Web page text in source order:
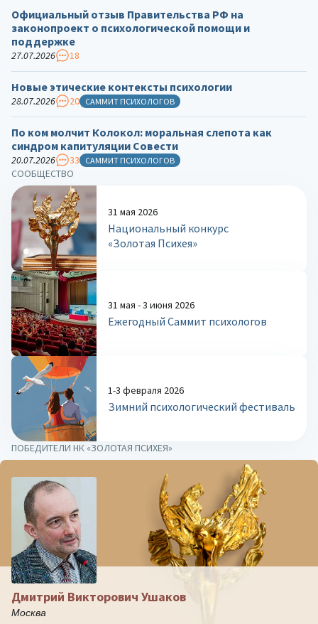
СООБЩЕСТВО
31 мая 2026
Национальный конкурс
«Золотая Психея»
31 мая - 3 июня 2026
Ежегодный Саммит психологов
1-3 февраля 2026
Зимний психологический фестиваль
Официальный отзыв Правительства РФ на
законопроект о психологической помощи и
поддержке
27.07.2026 18
Новые этические контексты психологии
28.07.2026 20 САММИТ ПСИХОЛОГОВ
По ком молчит Колокол: моральная слепота как
синдром капитуляции Совести
20.07.2026 33 САММИТ ПСИХОЛОГОВ
ПОБЕДИТЕЛИ НК «ЗОЛОТАЯ ПСИХЕЯ»
Дмитрий Викторович Ушаков
Москва